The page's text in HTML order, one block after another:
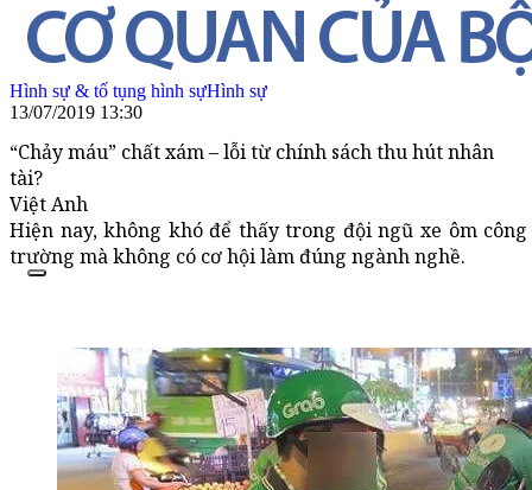
Hình sự & tố tụng hình sựHình sự
13/07/2019 13:30
“Chảy máu” chất xám – lỗi từ chính sách thu hút nhân
tài?
Việt Anh
Hiện nay, không khó để thấy trong đội ngũ xe ôm
trường mà không có cơ hội làm đúng ngành nghề.